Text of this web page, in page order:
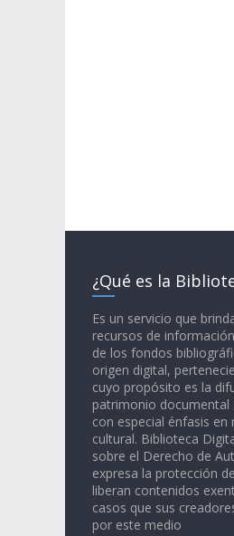
¿Qué es la
Es un servicio que
recursos de
de los fondos
origen digital,
cuyo propósito es la
patrimonio documental
con especial énfasis
cultural. Biblioteca
sobre el Derecho de
expresa la protección
liberan contenidos
casos que sus
por este medio